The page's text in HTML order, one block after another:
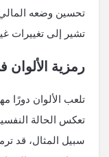
تحسين وضعه المالي
تشير إلى تغييرات
رمزية الألوان
تلعب الألوان دورًا
تعكس الحالة
سبيل المثال، قد